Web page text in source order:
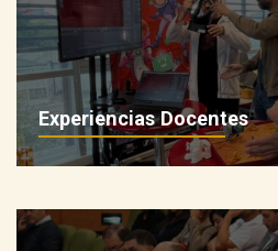
Guía rápida TEAMS para docentes
Guía de Apoyo para Presentaciones Efectivas
Experiencias Docentes